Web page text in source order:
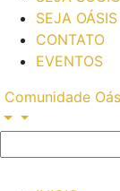
SEJA OÁSIS
CONTATO
EVENTOS
Comunidade